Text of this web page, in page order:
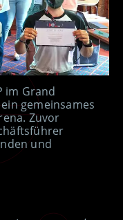
im Grand
gemeinsames
Zuvor
und